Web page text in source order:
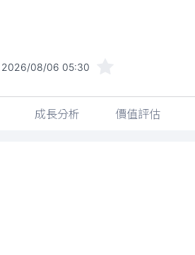
2026/08/06 05:30
成長分析 價值評估